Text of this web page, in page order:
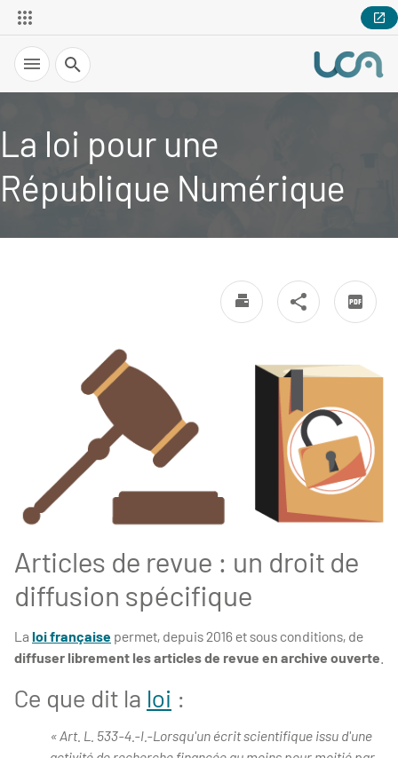
Recherche
La loi pour une
République Numérique
Articles de revue : un droit de
diffusion spécifique
La loi française permet, depuis 2016 et sous conditions, de
diffuser librement les articles de revue en archive ouverte
Ce que dit la loi :
« Art. L. 533-4.-I.-Lorsqu'un écrit scientifique issu d'une